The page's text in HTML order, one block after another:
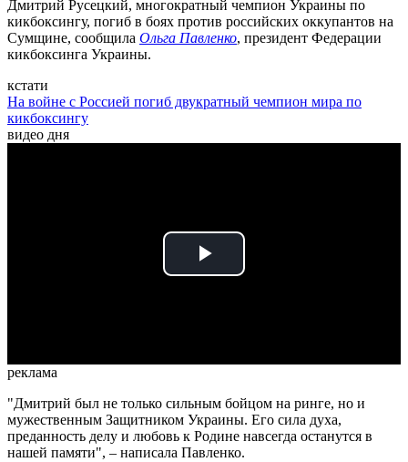
Дмитрий Русецкий, многократный чемпион Украины по
кикбоксингу, погиб в боях против российских оккупантов на
Сумщине, сообщила Ольга Павленко, президент Федерации
кикбоксинга Украины.
кстати
На войне с Россией погиб двукратный чемпион мира по
кикбоксингу
видео дня
Play
реклама
"Дмитрий был не только сильным бойцом на ринге, но и
мужественным Защитником Украины. Его сила духа,
преданность делу и любовь к Родине навсегда останутся в
нашей памяти", – написала Павленко.